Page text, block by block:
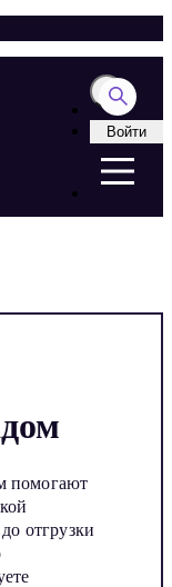
Войти
помогают
отгрузки